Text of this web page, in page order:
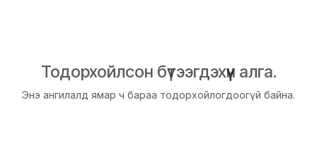
Тодорхойлсон бүтээгдэхүүн алга.
Энэ ангилалд ямар ч бараа тодорхойлогдоогүй байна.